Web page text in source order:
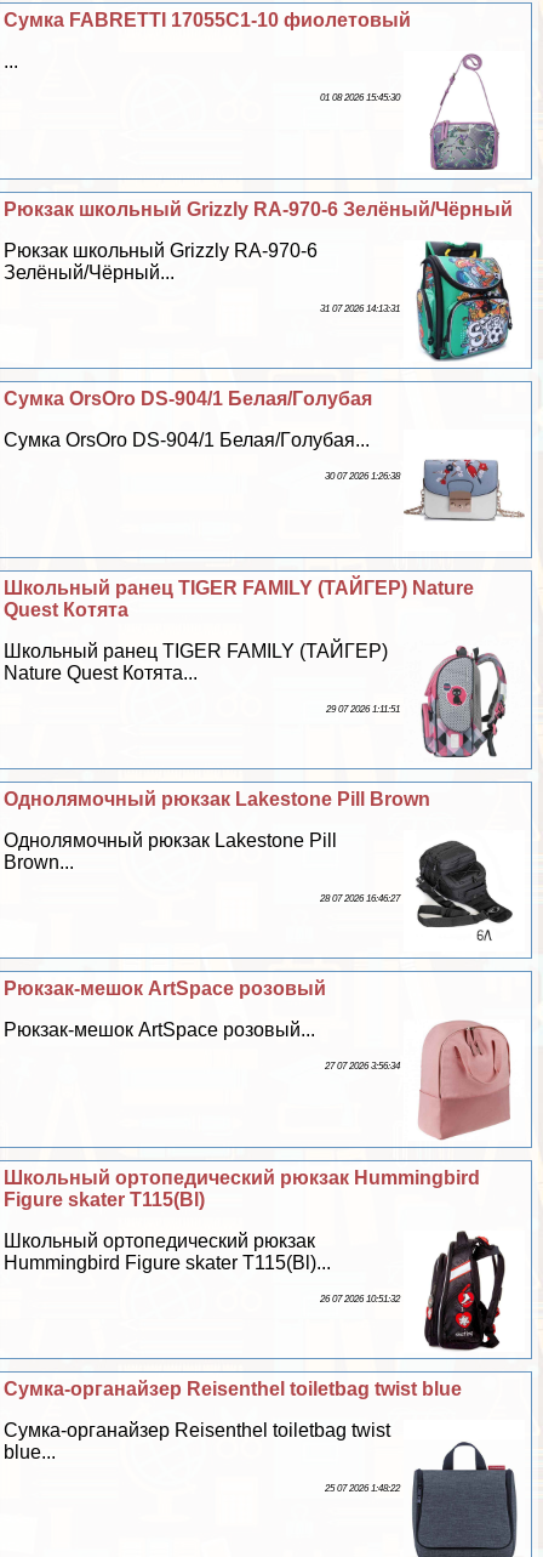
Сумка FABRETTI 17055C1-10 фиолетовый
...
01 08 2026 15:45:30
Рюкзак школьный Grizzly RA-970-6 Зелёный/Чёрный
Рюкзак школьный Grizzly RA-970-6
Зелёный/Чёрный...
31 07 2026 14:13:31
Сумка OrsOro DS-904/1 Белая/Гoлyбая
Сумка OrsOro DS-904/1 Белая/Гoлyбая...
30 07 2026 1:26:38
Школьный ранец TIGER FAMILY (ТАЙГЕР) Nature
Quest Котята
Школьный ранец TIGER FAMILY (ТАЙГЕР)
Nature Quest Котята...
29 07 2026 1:11:51
Однолямочный рюкзак Lakestone Pill Brown
Однолямочный рюкзак Lakestone Pill
Brown...
28 07 2026 16:46:27
Рюкзак-мешок ArtSpace розовый
Рюкзак-мешок ArtSpace розовый...
27 07 2026 3:56:34
Школьный ортопедический рюкзак Hummingbird
Figure skater T115(Bl)
Школьный ортопедический рюкзак
Hummingbird Figure skater T115(Bl)...
26 07 2026 10:51:32
Сумка-органайзер Reisenthel toiletbag twist blue
Сумка-органайзер Reisenthel toiletbag twist
blue...
25 07 2026 1:48:22